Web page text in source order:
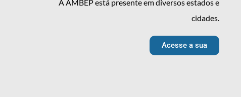
A AMBEP está presente em diversos estados e
cidades.
Acesse a sua